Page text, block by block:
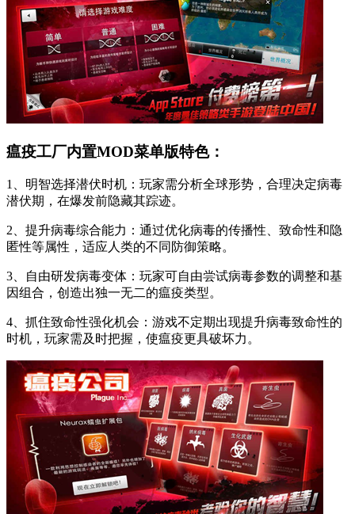
瘟疫工厂内置MOD菜单版特色：
1、明智选择潜伏时机：玩家需分析全球形势，合理决定病毒
潜伏期，在爆发前隐藏其踪迹。
2、提升病毒综合能力：通过优化病毒的传播性、致命性和隐
匿性等属性，适应人类的不同防御策略。
3、自由研发病毒变体：玩家可自由尝试病毒参数的调整和基
因组合，创造出独一无二的瘟疫类型。
4、抓住致命性强化机会：游戏不定期出现提升病毒致命性的
时机，玩家需及时把握，使瘟疫更具破坏力。